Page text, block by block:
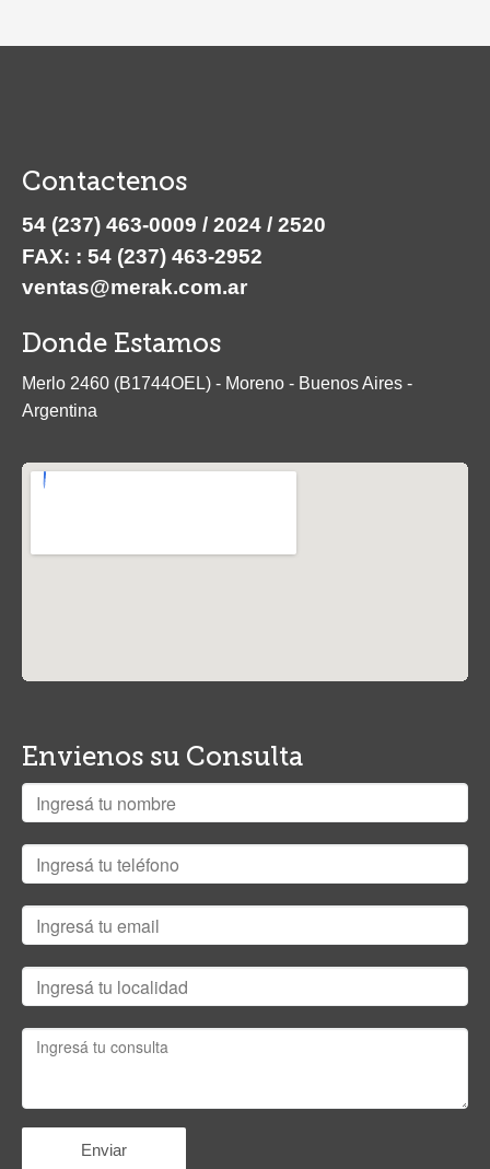
Contactenos
54 (237) 463-0009 / 2024 / 2520
FAX: : 54 (237) 463-2952
ventas@merak.com.ar
Donde Estamos
Merlo 2460 (B1744OEL) - Moreno - Buenos Aires -
Argentina
Ver mapa más grande
Envienos su Consulta
Enviar